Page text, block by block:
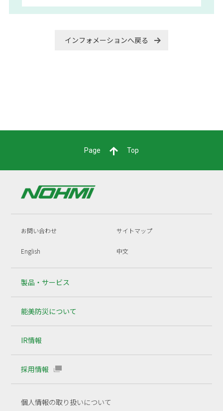
インフォメーションへ戻る
Page Top
お問い合わせ サイトマップ
English 中文
製品・サービス
能美防災について
IR情報
採用情報
個人情報の取り扱いについて